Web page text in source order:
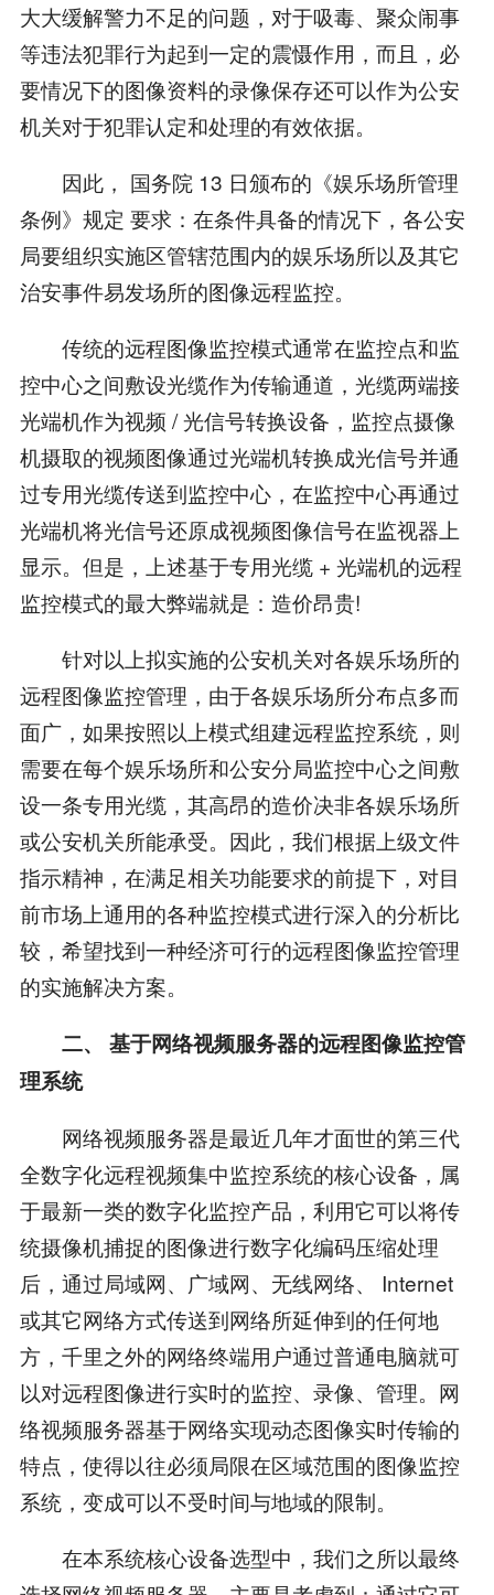
大大缓解警力不足的问题，对于吸毒、聚众闹事
等违法犯罪行为起到一定的震慑作用，而且，必
要情况下的图像资料的录像保存还可以作为公安
机关对于犯罪认定和处理的有效依据。
因此， 国务院 13 日颁布的《娱乐场所管理
条例》规定 要求：在条件具备的情况下，各公安
局要组织实施区管辖范围内的娱乐场所以及其它
治安事件易发场所的图像远程监控。
传统的远程图像监控模式通常在监控点和监
控中心之间敷设光缆作为传输通道，光缆两端接
光端机作为视频 / 光信号转换设备，监控点摄像
机摄取的视频图像通过光端机转换成光信号并通
过专用光缆传送到监控中心，在监控中心再通过
光端机将光信号还原成视频图像信号在监视器上
显示。但是，上述基于专用光缆 + 光端机的远程
监控模式的最大弊端就是：造价昂贵!
针对以上拟实施的公安机关对各娱乐场所的
远程图像监控管理，由于各娱乐场所分布点多而
面广，如果按照以上模式组建远程监控系统，则
需要在每个娱乐场所和公安分局监控中心之间敷
设一条专用光缆，其高昂的造价决非各娱乐场所
或公安机关所能承受。因此，我们根据上级文件
指示精神，在满足相关功能要求的前提下，对目
前市场上通用的各种监控模式进行深入的分析比
较，希望找到一种经济可行的远程图像监控管理
的实施解决方案。
二、 基于网络视频服务器的远程图像监控管
理系统
网络视频服务器是最近几年才面世的第三代
全数字化远程视频集中监控系统的核心设备，属
于最新一类的数字化监控产品，利用它可以将传
统摄像机捕捉的图像进行数字化编码压缩处理
后，通过局域网、广域网、无线网络、 Internet
或其它网络方式传送到网络所延伸到的任何地
方，千里之外的网络终端用户通过普通电脑就可
以对远程图像进行实时的监控、录像、管理。网
络视频服务器基于网络实现动态图像实时传输的
特点，使得以往必须局限在区域范围的图像监控
系统，变成可以不受时间与地域的限制。
在本系统核心设备选型中，我们之所以最终